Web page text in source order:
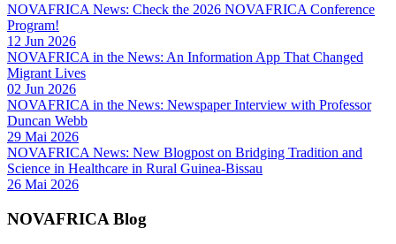
NOVAFRICA News: Check the 2026 NOVAFRICA Conference
Program!
12 Jun 2026
NOVAFRICA in the News: An Information App That Changed
Migrant Lives
02 Jun 2026
NOVAFRICA in the News: Newspaper Interview with Professor
Duncan Webb
29 Mai 2026
NOVAFRICA News: New Blogpost on Bridging Tradition and
Science in Healthcare in Rural Guinea-Bissau
26 Mai 2026
NOVAFRICA Blog